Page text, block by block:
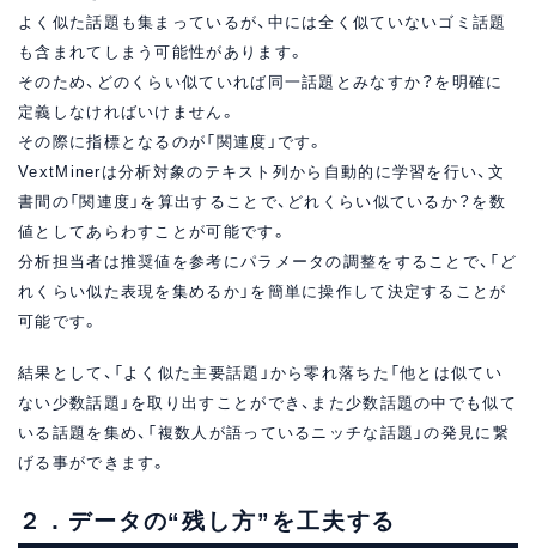
よく似た話題も集まっているが、中には全く似ていないゴミ話題
も含まれてしまう可能性があります。
そのため、どのくらい似ていれば同一話題とみなすか？を明確に
定義しなければいけません。
その際に指標となるのが「関連度」です。
VextMinerは分析対象のテキスト列から自動的に学習を行い、文
書間の「関連度」を算出することで、どれくらい似ているか？を数
値としてあらわすことが可能です。
分析担当者は推奨値を参考にパラメータの調整をすることで、「ど
れくらい似た表現を集めるか」を簡単に操作して決定することが
可能です。
結果として、「よく似た主要話題」から零れ落ちた「他とは似てい
ない少数話題」を取り出すことができ、また少数話題の中でも似て
いる話題を集め、「複数人が語っているニッチな話題」の発見に繋
げる事ができます。
２．データの“残し方”を工夫する